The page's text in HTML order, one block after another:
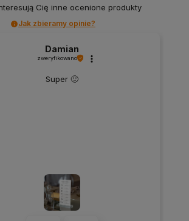
Cię inne ocenione produkty
Jak zbieramy opinie?
Damian
zweryfikowano
Super 🙂